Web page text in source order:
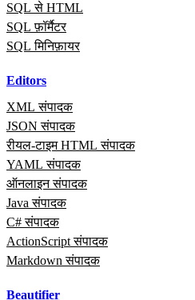
SQL से HTML
SQL फ़ॉर्मैटर
SQL मिनिफ़ायर
Editors
XML संपादक
JSON संपादक
रीयल‑टाइम HTML संपादक
YAML संपादक
ऑनलाइन संपादक
Java संपादक
C# संपादक
ActionScript संपादक
Markdown संपादक
Beautifier